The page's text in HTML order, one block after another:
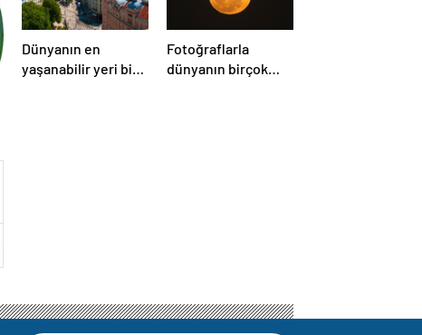
Dünyanın en
yaşanabilir yeri bir
Fotoğraflarla
dünyanın birçok